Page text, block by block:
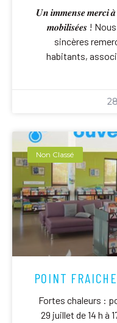
𝑼𝒏 𝒊𝒎𝒎𝒆𝒏𝒔𝒆 𝒎𝒆𝒓𝒄𝒊 𝒂̀
𝒎𝒐𝒃𝒊𝒍𝒊𝒔𝒆́𝒆𝒔 !
sincères
habitants,
Non Classé
POINT
Fortes chaleurs :
29 juillet de 14 h à